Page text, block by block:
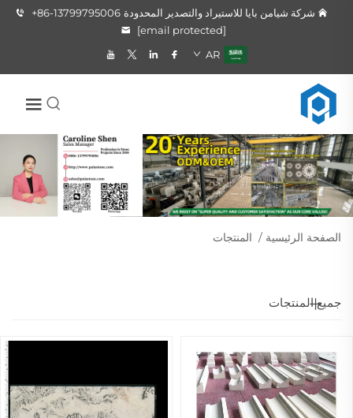
شركة شيامن بايا للاستيراد والتصدير المحدودة +86-13799795006
[email protected]
AR
الصفحة الرئيسية / المنتجات
جميع المنتجات